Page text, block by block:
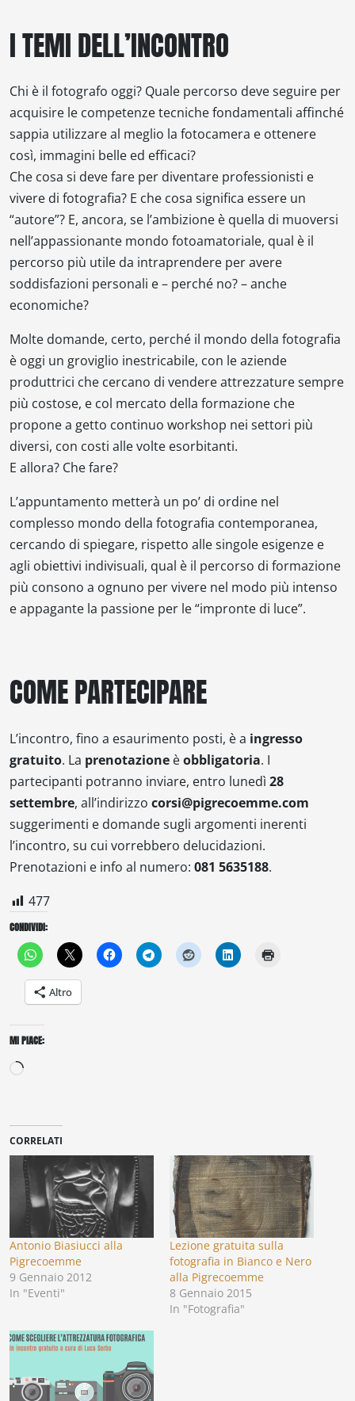
I TEMI DELL’INCONTRO
Chi è il fotografo oggi? Quale percorso deve seguire per
acquisire le competenze tecniche fondamentali affinché
sappia utilizzare al meglio la fotocamera e ottenere
così, immagini belle ed efficaci?
Che cosa si deve fare per diventare professionisti e
vivere di fotografia? E che cosa significa essere un
“autore”? E, ancora, se l’ambizione è quella di muoversi
nell’appassionante mondo fotoamatoriale, qual è il
percorso più utile da intraprendere per avere
soddisfazioni personali e – perché no? – anche
economiche?
Molte domande, certo, perché il mondo della fotografia
è oggi un groviglio inestricabile, con le aziende
produttrici che cercano di vendere attrezzature sempre
più costose, e col mercato della formazione che
propone a getto continuo workshop nei settori più
diversi, con costi alle volte esorbitanti.
E allora? Che fare?
L’appuntamento metterà un po’ di ordine nel
complesso mondo della fotografia contemporanea,
cercando di spiegare, rispetto alle singole esigenze e
agli obiettivi indivisuali, qual è il percorso di formazione
più consono a ognuno per vivere nel modo più intenso
e appagante la passione per le “impronte di luce”.
COME PARTECIPARE
L’incontro, fino a esaurimento posti, è a ingresso
gratuito. La prenotazione èobbligatoria. I
partecipanti potranno inviare, entro lunedì 28
settembre, all’indirizzo corsi@pigrecoemme.com
suggerimenti e domande sugli argomenti inerenti
l’incontro, su cui vorrebbero delucidazioni.
Prenotazioni e info al numero: 081 5635188.
477
CONDIVIDI:
Altro
MI PIACE:
Caricamento
CORRELATI
Antonio Biasiucci alla
Pigrecoemme
9 Gennaio 2012
In "Eventi"
Lezione gratuita sulla
fotografia in Bianco e Nero
alla Pigrecoemme
8 Gennaio 2015
In "Fotografia"